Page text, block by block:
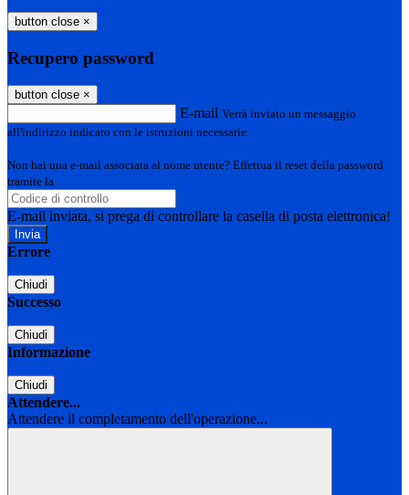
button close ×
Recupero password
button close ×
E-mail Verrà inviato un messaggio
all'indirizzo indicato con le istruzioni necessarie.
Non hai una e-mail associata al nome utente? Effettua il reset della password
tramite la
E-mail inviata, si prega di controllare la casella di posta elettronica!
Errore
Chiudi
Successo
Chiudi
Informazione
Chiudi
Attendere...
Attendere il completamento dell'operazione...